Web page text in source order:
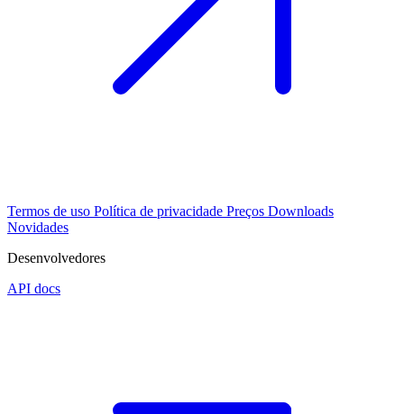
Termos de uso Política de privacidade Preços Downloads
Novidades
Desenvolvedores
API docs